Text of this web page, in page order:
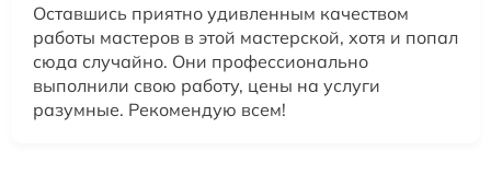
Оставшись приятно удивленным качеством
работы мастеров в этой мастерской, хотя и попал
сюда случайно. Они профессионально
выполнили свою работу, цены на услуги
разумные. Рекомендую всем!